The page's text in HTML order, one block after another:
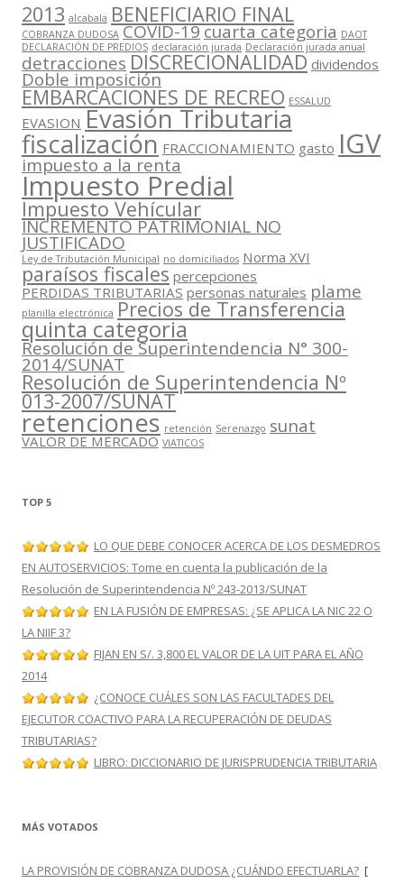
2013 alcabala BENEFICIARIO FINAL
COBRANZA DUDOSA COVID-19cuarta categoria DAOT
DECLARACIÓN DE PREDIOS declaración jurada Declaración jurada anual
detracciones DISCRECIONALIDAD dividendos
Doble imposición
EMBARCACIONES DE RECREO ESSALUD
EVASION Evasión Tributaria
fiscalización FRACCIONAMIENTO gasto IGV
impuesto a la renta
Impuesto Predial
Impuesto Vehícular
INCREMENTO PATRIMONIAL NO
JUSTIFICADO
Ley de Tributación Municipal no domiciliados Norma XVI
paraísos fiscales percepciones
PERDIDAS TRIBUTARIAS personas naturales plame
planilla electrónica Precios de Transferencia
quinta categoria
Resolución de Superintendencia N° 300-
2014/SUNAT
Resolución de Superintendencia Nº
013-2007/SUNAT
retenciones retención Serenazgo sunat
VALOR DE MERCADO VIATICOS
TOP 5
LO QUE DEBE CONOCER ACERCA DE LOS DESMEDROS
EN AUTOSERVICIOS: Tome en cuenta la publicación de la
Resolución de Superintendencia Nº 243-2013/SUNAT
EN LA FUSIÓN DE EMPRESAS: ¿SE APLICA LA NIC 22 O
LA NIIF 3?
FIJAN EN S/. 3,800 EL VALOR DE LA UIT PARA EL AÑO
2014
¿CONOCE CUÁLES SON LAS FACULTADES DEL
EJECUTOR COACTIVO PARA LA RECUPERACIÓN DE DEUDAS
TRIBUTARIAS?
LIBRO: DICCIONARIO DE JURISPRUDENCIA TRIBUTARIA
MÁS VOTADOS
LA PROVISIÓN DE COBRANZA DUDOSA ¿CUÁNDO EFECTUARLA? [